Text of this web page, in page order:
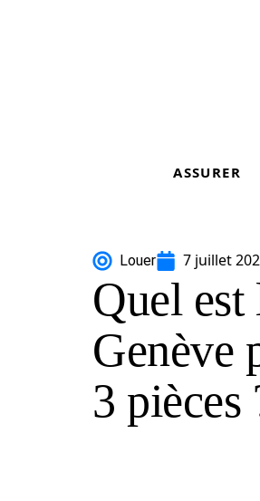
ASSURER
Louer 7 juillet
Quel
Genève
3 pièces